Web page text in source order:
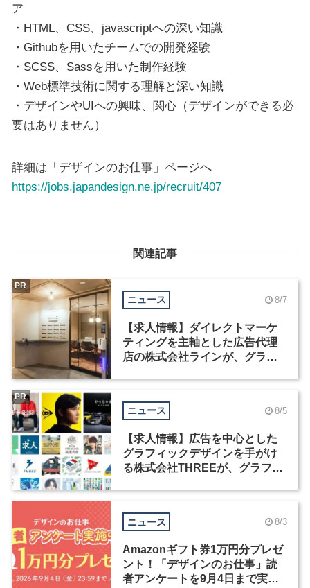
ア
・HTML、CSS、javascriptへの深い知識
・Githubを用いたチームでの開発経験
・SCSS、Sassを用いた制作経験
・Web標準技術に関する理解と深い知識
・デザインやUIへの興味、関心（デザインができる必
要はありません）
詳細は「デザインのお仕事」ページへ
https://jobs.japandesign.ne.jp/recruit/407
関連記事
ニュース 8/7
【求人情報】ダイレクトマーケ
ティングを主軸とした広告代理
店の株式会社ラインが、グラフ
PR
ニュース 8/5
【求人情報】広告を中心とした
グラフィックデザインを手がけ
る株式会社THREEが、グラフィ
PR
ニュース 8/3
Amazonギフト券1万円分プレゼ
ント！「デザインのお仕事」読
者アンケートを9月4日まで実施